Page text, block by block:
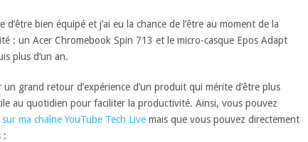
d’être bien équipé et j’ai eu la chance de l’être au moment de la
: un Acer Chromebook Spin 713 et le micro-casque Epos Adapt
plus d’un an.
grand retour d’expérience d’un produit qui mérite d’être plus
au quotidien pour faciliter la productivité. Ainsi, vous pouvez
ma chaîne YouTube Tech Livemais que vous pouvez directement
: